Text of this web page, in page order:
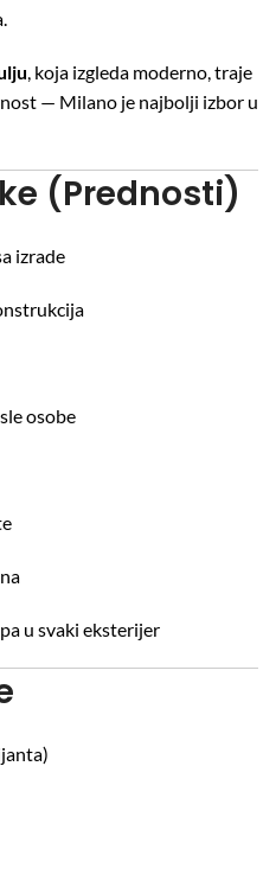
, koja izgleda moderno, traje
— Milano je najbolji izbor u
(Prednosti)
izrade
osobe
u svaki eksterijer